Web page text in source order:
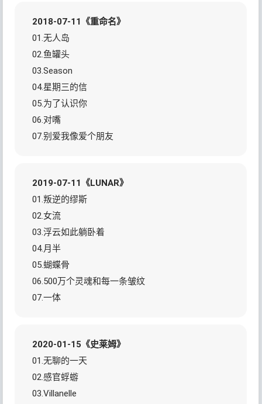
2018-07-11《重命名》
01.无人岛
02.鱼罐头
03.Season
04.星期三的信
05.为了认识你
06.对嘴
07.别爱我像爱个朋友
2019-07-11《LUNAR》
01.叛逆的缪斯
02.女流
03.浮云如此躺卧着
04.月半
05.蝴蝶骨
06.500万个灵魂和每一条皱纹
07.一体
2020-01-15《史莱姆》
01.无聊的一天
02.感官蜉蝣
03.Villanelle